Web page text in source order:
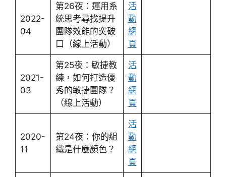
2022-
04
第26夜：運用系
統思考尋找提升
團隊效能的突破
口（線上活動）
活
動
網
頁
2021-
03
第25夜：敏捷教
練，如何打造優
秀的敏捷團隊？
（線上活動）
活
動
網
頁
2020-
11
第24夜：你的組
織是什麼顏色？
活
動
網
頁